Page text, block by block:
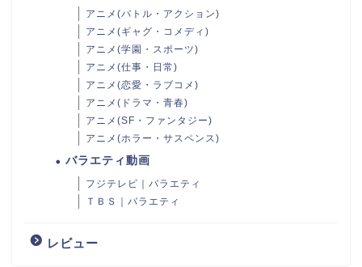
アニメ(バトル・アクション)
アニメ(ギャグ・コメディ)
アニメ(学園・スポーツ)
アニメ(仕事・日常)
アニメ(恋愛・ラブコメ)
アニメ(ドラマ・青春)
アニメ(SF・ファンタジー)
アニメ(ホラー・サスペンス)
バラエティ動画
フジテレビ｜バラエティ
ＴＢＳ｜バラエティ
レビュー